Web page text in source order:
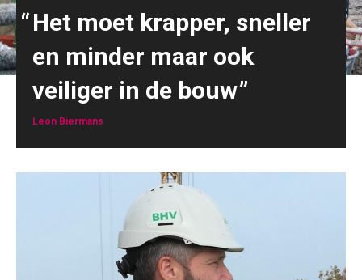
Het moet krapper, sneller
en minder maar ook
veiliger in de bouw
Leon Biermans